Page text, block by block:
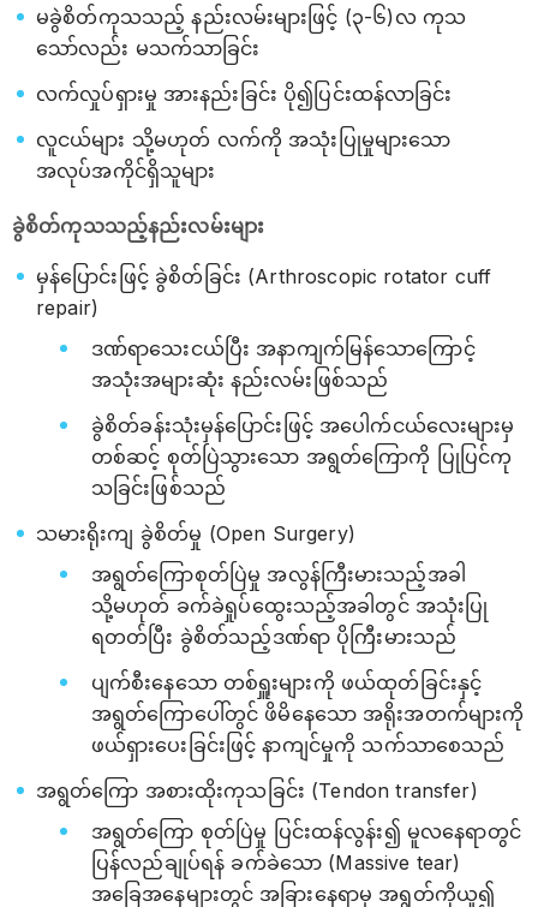
မခွဲစိတ်ကုသသည့် နည်းလမ်းများဖြင့် (၃-၆)လ ကုသ
သော်လည်း မသက်သာခြင်း
လက်လှုပ်ရှားမှု အားနည်းခြင်း ပို၍ပြင်းထန်လာခြင်း
လူငယ်များ သို့မဟုတ် လက်ကို အသုံးပြုမှုများသော
အလုပ်အကိုင်ရှိသူများ
ခွဲစိတ်ကုသသည့်နည်းလမ်းများ
မှန်ပြောင်းဖြင့် ခွဲစိတ်ခြင်း (Arthroscopic rotator cuff
repair)
ဒဏ်ရာသေးငယ်ပြီး အနာကျက်မြန်သောကြောင့်
အသုံးအများဆုံး နည်းလမ်းဖြစ်သည်
ခွဲစိတ်ခန်းသုံးမှန်ပြောင်းဖြင့် အပေါက်ငယ်လေးများမှ
တစ်ဆင့် စုတ်ပြဲသွားသော အရွတ်ကြောကို ပြုပြင်ကု
သခြင်းဖြစ်သည်
သမားရိုးကျ ခွဲစိတ်မှု (Open Surgery)
အရွတ်ကြောစုတ်ပြဲမှု အလွန်ကြီးမားသည့်အခါ
သို့မဟုတ် ခက်ခဲရှုပ်ထွေးသည့်အခါတွင် အသုံးပြု
ရတတ်ပြီး ခွဲစိတ်သည့်ဒဏ်ရာ ပိုကြီးမားသည်
ပျက်စီးနေသော တစ်ရှူးများကို ဖယ်ထုတ်ခြင်းနှင့်
အရွတ်ကြောပေါ်တွင် ဖိမိနေသော အရိုးအတက်များကို
ဖယ်ရှားပေးခြင်းဖြင့် နာကျင်မှုကို သက်သာစေသည်
အရွတ်ကြော အစားထိုးကုသခြင်း (Tendon transfer)
အရွတ်ကြော စုတ်ပြဲမှု ပြင်းထန်လွန်း၍ မူလနေရာတွင်
ပြန်လည်ချုပ်ရန် ခက်ခဲသော (Massive tear)
အခြေအနေများတွင် အခြားနေရာမှ အရွတ်ကိုယူ၍